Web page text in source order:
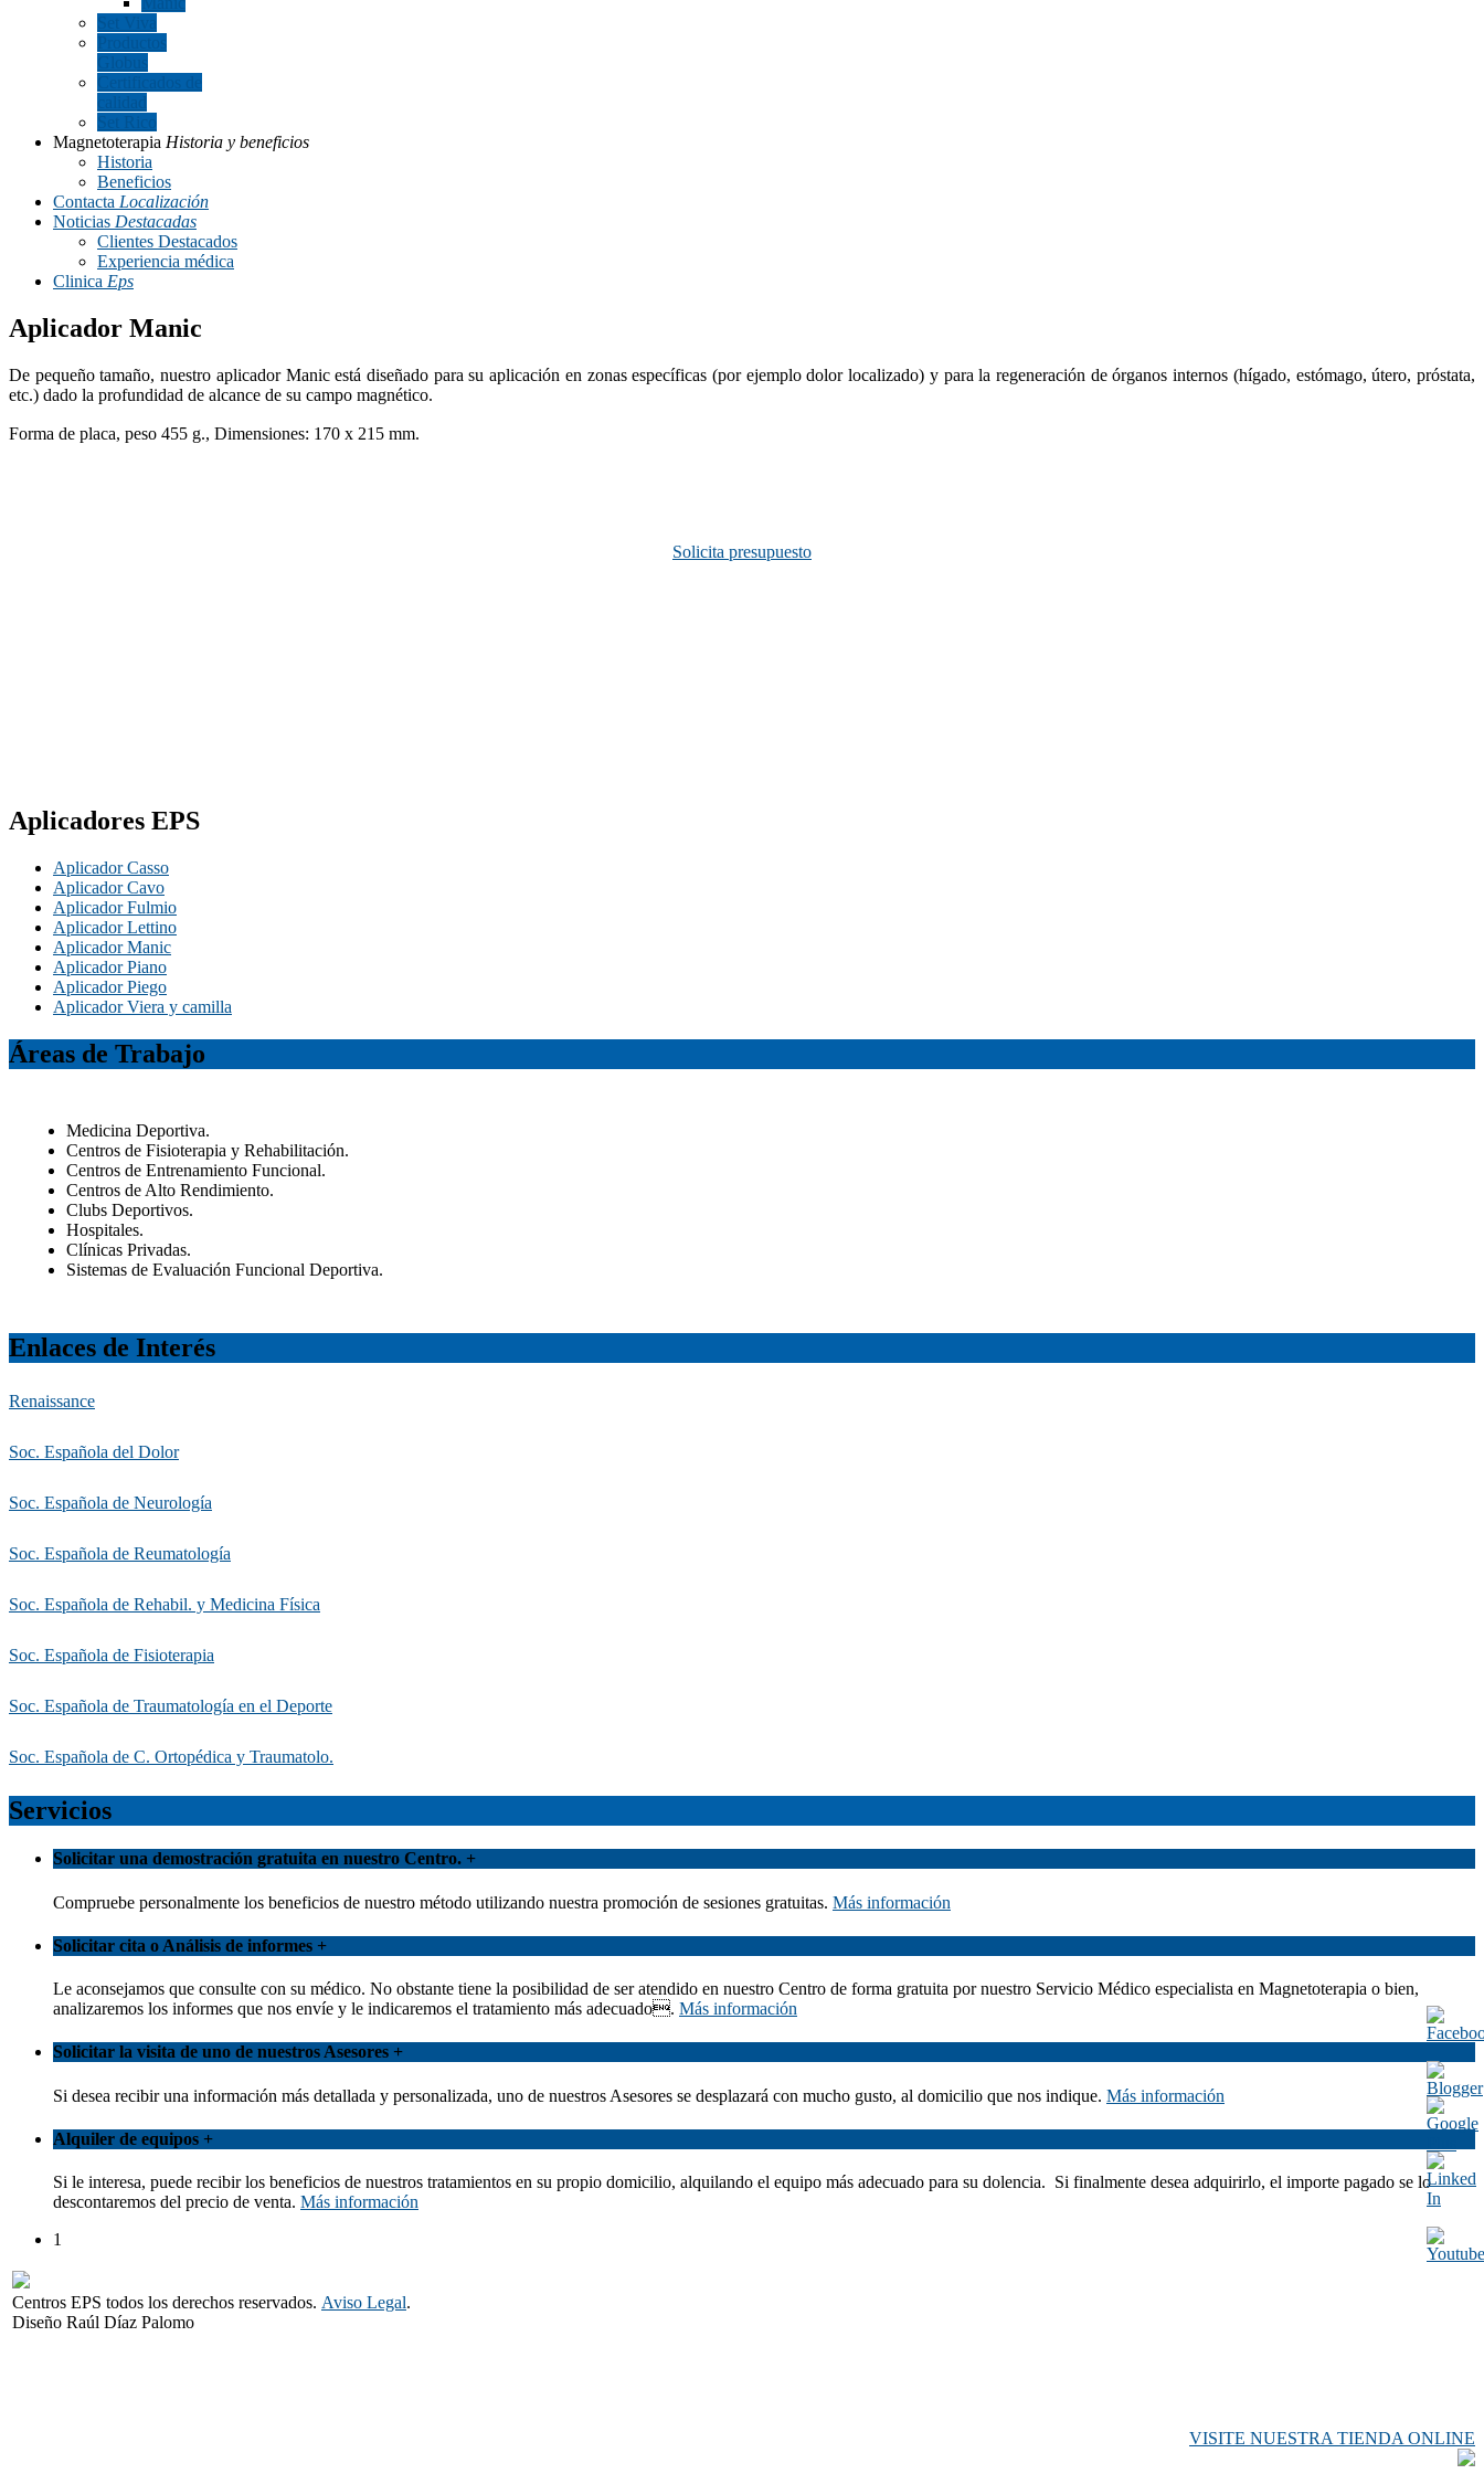
Set Viva
Productos
Globus
Certificados de
calidad
Set Rico
Magnetoterapia Historia y beneficios
Historia
Beneficios
Contacta Localización
Noticias Destacadas
Clientes Destacados
Experiencia médica
Clinica Eps
Aplicador Manic
De pequeño tamaño, nuestro aplicador Manic está diseñado para su aplicación en zonas específicas (por ejemplo dolor localizado) y para la regeneración de órganos internos (hígado, estómago, útero, próstata,
etc.) dado la profundidad de alcance de su campo magnético.
Forma de placa, peso 455 g., Dimensiones: 170 x 215 mm.
Solicita presupuesto
Aplicadores EPS
Aplicador Casso
Aplicador Cavo
Aplicador Fulmio
Aplicador Lettino
Aplicador Manic
Aplicador Piano
Aplicador Piego
Aplicador Viera y camilla
Áreas de Trabajo
Medicina Deportiva.
Centros de Fisioterapia y Rehabilitación.
Centros de Entrenamiento Funcional.
Centros de Alto Rendimiento.
Clubs Deportivos.
Hospitales.
Clínicas Privadas.
Sistemas de Evaluación Funcional Deportiva.
Enlaces de Interés
Renaissance
Soc. Española del Dolor
Soc. Española de Neurología
Soc. Española de Reumatología
Soc. Española de Rehabil. y Medicina Física
Soc. Española de Fisioterapia
Soc. Española de Traumatología en el Deporte
Soc. Española de C. Ortopédica y Traumatolo.
Servicios
Solicitar una demostración gratuita en nuestro Centro. +
Compruebe personalmente los beneficios de nuestro método utilizando nuestra promoción de sesiones gratuitas. Más información
Solicitar cita o Análisis de informes +
Le aconsejamos que consulte con su médico. No obstante tiene la posibilidad de ser atendido en nuestro Centro de forma gratuita por nuestro Servicio Médico especialista en Magnetoterapia o bien,
analizaremos los informes que nos envíe y le indicaremos el tratamiento más adecuado. Más información
Solicitar la visita de uno de nuestros Asesores +
Si desea recibir una información más detallada y personalizada, uno de nuestros Asesores se desplazará con mucho gusto, al domicilio que nos indique. Más información
Alquiler de equipos +
Si le interesa, puede recibir los beneficios de nuestros tratamientos en su propio domicilio, alquilando el equipo más adecuado para su dolencia. Si finalmente desea adquirirlo, el importe pagado se lo
descontaremos del precio de venta. Más información
1
Centros EPS todos los derechos reservados. Aviso Legal.
Diseño Raúl Díaz Palomo
VISITE NUESTRA TIENDA ONLINE